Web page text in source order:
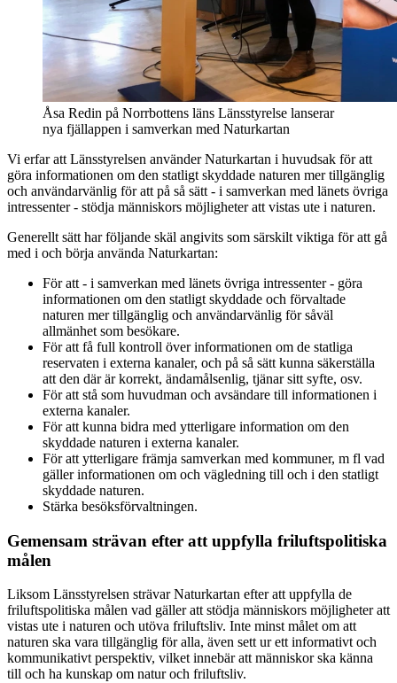
Åsa Redin på Norrbottens läns Länsstyrelse lanserar
nya fjällappen i samverkan med Naturkartan
Vi erfar att Länsstyrelsen använder Naturkartan i huvudsak för att
göra informationen om den statligt skyddade naturen mer tillgänglig
och användarvänlig för att på så sätt - i samverkan med länets övriga
intressenter - stödja människors möjligheter att vistas ute i naturen.
Generellt sätt har följande skäl angivits som särskilt viktiga för att gå
med i och börja använda Naturkartan:
För att - i samverkan med länets övriga intressenter - göra
informationen om den statligt skyddade och förvaltade
naturen mer tillgänglig och användarvänlig för såväl
allmänhet som besökare.
För att få full kontroll över informationen om de statliga
reservaten i externa kanaler, och på så sätt kunna säkerställa
att den där är korrekt, ändamålsenlig, tjänar sitt syfte, osv.
För att stå som huvudman och avsändare till informationen i
externa kanaler.
För att kunna bidra med ytterligare information om den
skyddade naturen i externa kanaler.
För att ytterligare främja samverkan med kommuner, m fl vad
gäller informationen om och vägledning till och i den statligt
skyddade naturen.
Stärka besöksförvaltningen.
Gemensam strävan efter att uppfylla friluftspolitiska
målen
Liksom Länsstyrelsen strävar Naturkartan efter att uppfylla de
friluftspolitiska målen vad gäller att stödja människors möjligheter att
vistas ute i naturen och utöva friluftsliv. Inte minst målet om att
naturen ska vara tillgänglig för alla, även sett ur ett informativt och
kommunikativt perspektiv, vilket innebär att människor ska känna
till och ha kunskap om natur och friluftsliv.